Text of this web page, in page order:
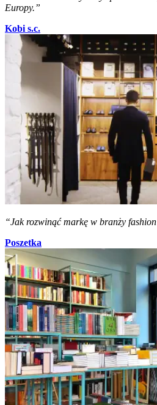
Europy.”
Kobi s.c.
“Jak rozwinąć markę w branży
Poszetka